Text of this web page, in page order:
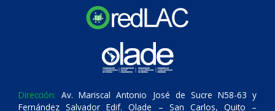
Dirección: Av. Mariscal Antonio José de Sucre N58-63 y
Fernández Salvador Edif. Olade – San Carlos, Quito –